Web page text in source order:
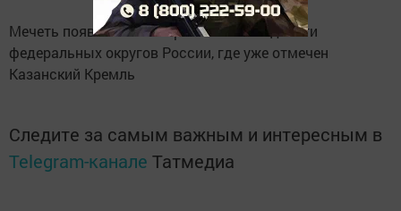
Мечеть появилась на карте символов девяти
федеральных округов России, где уже отмечен
Казанский Кремль
Следите за самым важным и интересным в
Telegram-канале Татмедиа